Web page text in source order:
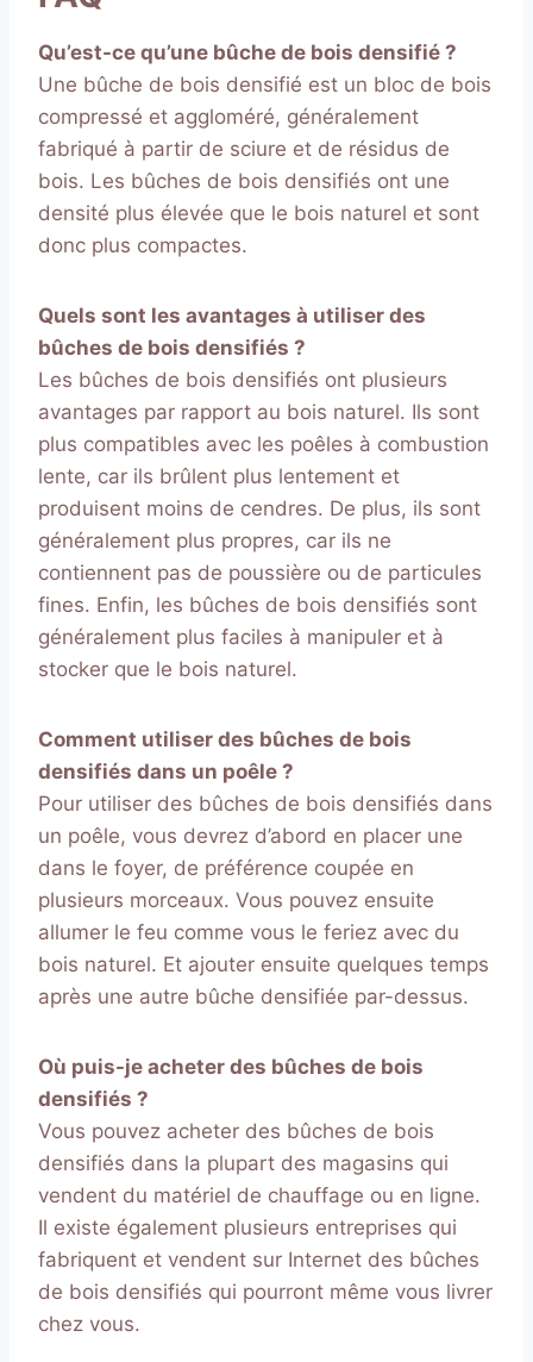
Qu’est-ce qu’une bûche de bois densifié ?
Une bûche de bois densifié est un bloc de bois
compressé et aggloméré, généralement
fabriqué à partir de sciure et de résidus de
bois. Les bûches de bois densifiés ont une
densité plus élevée que le bois naturel et sont
donc plus compactes.
Quels sont les avantages à utiliser des
bûches de bois densifiés ?
Les bûches de bois densifiés ont plusieurs
avantages par rapport au bois naturel. Ils sont
plus compatibles avec les poêles à combustion
lente, car ils brûlent plus lentement et
produisent moins de cendres. De plus, ils sont
généralement plus propres, car ils ne
contiennent pas de poussière ou de particules
fines. Enfin, les bûches de bois densifiés sont
généralement plus faciles à manipuler et à
stocker que le bois naturel.
Comment utiliser des bûches de bois
densifiés dans un poêle ?
Pour utiliser des bûches de bois densifiés dans
un poêle, vous devrez d’abord en placer une
dans le foyer, de préférence coupée en
plusieurs morceaux. Vous pouvez ensuite
allumer le feu comme vous le feriez avec du
bois naturel. Et ajouter ensuite quelques temps
après une autre bûche densifiée par-dessus.
Où puis-je acheter des bûches de bois
densifiés ?
Vous pouvez acheter des bûches de bois
densifiés dans la plupart des magasins qui
vendent du matériel de chauffage ou en ligne.
Il existe également plusieurs entreprises qui
fabriquent et vendent sur Internet des bûches
de bois densifiés qui pourront même vous livrer
chez vous.